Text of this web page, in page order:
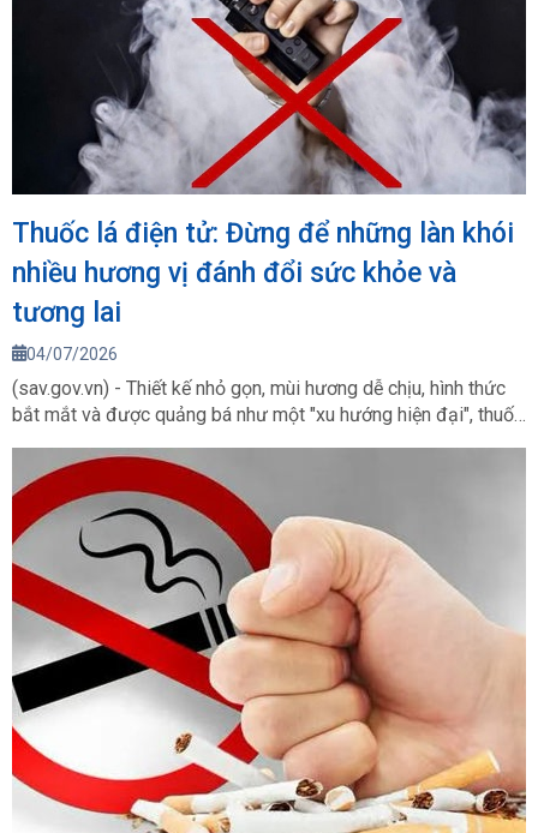
Thuốc lá điện tử: Đừng để những làn khói
nhiều hương vị đánh đổi sức khỏe và
tương lai
04/07/2026
(sav.gov.vn) - Thiết kế nhỏ gọn, mùi hương dễ chịu, hình thức
bắt mắt và được quảng bá như một "xu hướng hiện đại", thuốc
giới trẻ. Tuy nhiên, đằng sau lớp vỏ hào nhoáng ấy là những
cảnh báo ngày càng mạnh mẽ từ giới khoa học và các tổ chức
y tế quốc tế về những tác động đối với sức khỏe. Từ nguy cơ
nghiện nicotine, tổn thương phổi, tim mạch đến ảnh hưởng lâu
dài đối với não bộ, thuốc lá điện tử đang đặt ra thách thức lớn
đối với công tác bảo vệ sức khỏe cộng đồng.